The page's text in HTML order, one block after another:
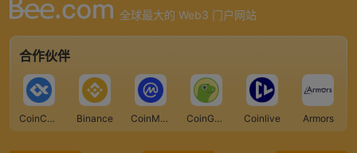
全球最大的 Web3 门户网站
合作伙伴
CoinCarp Binance CoinMarketCap CoinGecko Coinlive Armors